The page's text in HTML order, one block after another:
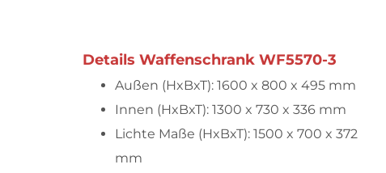
Details Waffenschrank WF5570-3
Außen (HxBxT): 1600 x 800 x 495 mm
Innen (HxBxT): 1300 x 730 x 336 mm
Lichte Maße (HxBxT): 1500 x 700 x 372
mm